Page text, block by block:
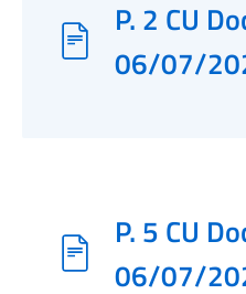
P. 2 CU
06/07/
P. 5 CU
06/07/